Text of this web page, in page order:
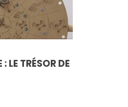
LE TRÉSOR DE